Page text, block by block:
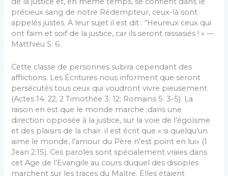
précieux sang de notre Rédemp­teur, ceux-là sont
appelés justes. A leur sujet il est dit : “Heureux ceux qui
ont faim et soif de la justice, car ils seront rassasiés ! » —
Matthieu 5: 6.
Cette classe de personnes subira cependant des
afflictions. Les Ecritures nous informent que seront
persécutés tous ceux qui voudront vivre pieusement
(Actes 14: 22; 2 Timothée 3: 12; Romains 5: 3-5). La
raison en est que le monde marche ;dans une
direction opposée à la justice, sur la voie de l’égoïsme
et des plaisirs de la chair. il est écrit que « si quelqu’un
aime le monde, l’amour du Père n’est point en lui» (1
Jean 2:15). Ces paroles sont spécialement vraies dans
cet Age de l’Evangile au cours duquel des disciples
mar­chent sur les traces du Maître. Elles étaient